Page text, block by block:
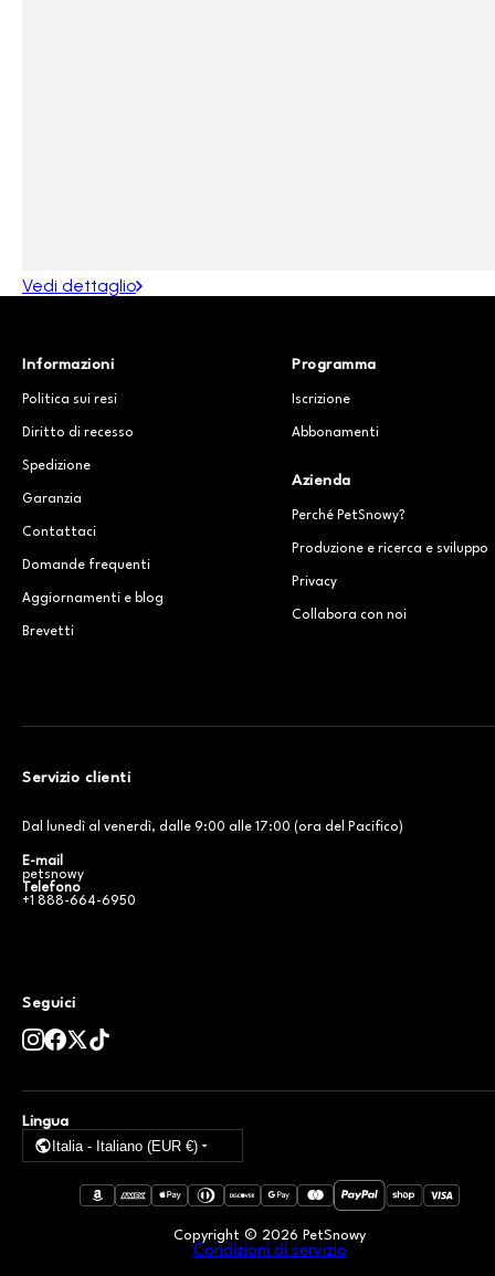
Vedi dettaglio
Informazioni
Politica sui resi
Diritto di recesso
Spedizione
Garanzia
Contattaci
Domande frequenti
Aggiornamenti e blog
Brevetti
Programma
Iscrizione
Abbonamenti
Azienda
Perché PetSnowy?
Produzione e ricerca e sviluppo
Privacy
Collabora con noi
Servizio clienti
Dal lunedì al venerdì, dalle 9:00 alle 17:00 (ora del Pacifico)
E-mail
petsnowy
Telefono
+1 888-664-6950
Seguici
Lingua
Italia - Italiano (EUR €)
Copyright © 2026 PetSnowy
Condizioni di servizio